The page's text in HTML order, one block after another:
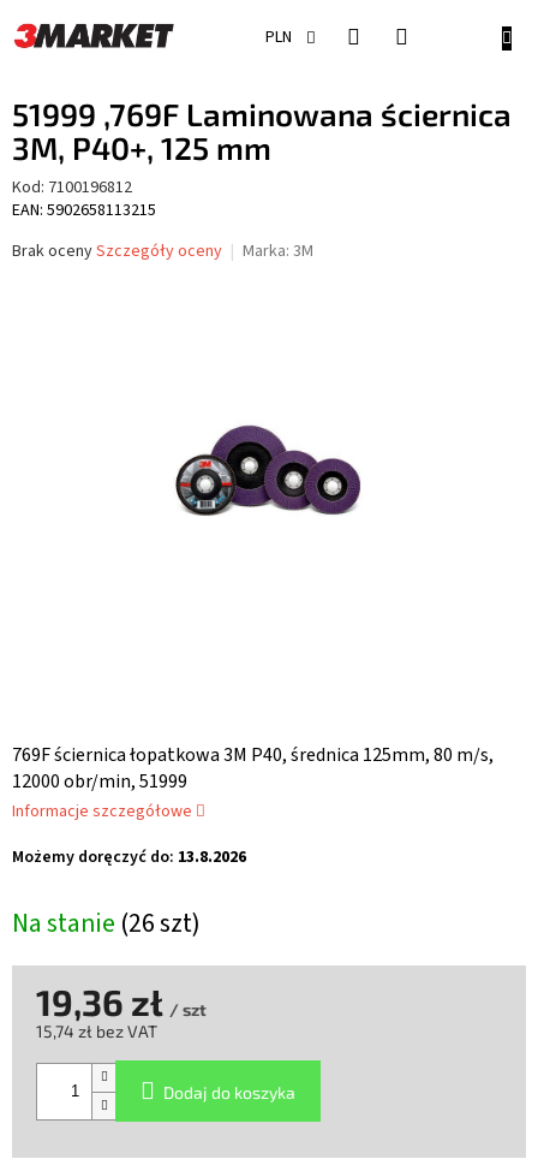
do
treści
PLN
51999 ,769F Laminowana ściernica
3M, P40+, 125 mm
Kod: 7100196812
EAN: 5902658113215
Średnia
Brak ocenySzczegóły oceny Marka: 3M
Na stanie (26 szt)
Możemy doręczyć do: 13.8.2026
769F ściernica łopatkowa 3M P40, średnica 125mm, 80 m/s,
12000 obr/min, 51999
Informacje szczegółowe
19,36 zł / szt
15,74 zł bez VAT
jednostkowa:
Dodaj do koszyka